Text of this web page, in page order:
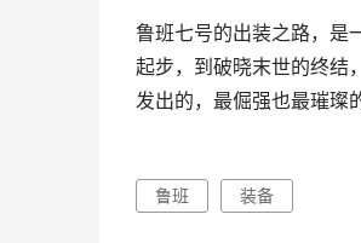
鲁班七号的出装之路，是
起步，到破晓末世的终结
发出的，最倔强也最璀璨
鲁班 装备